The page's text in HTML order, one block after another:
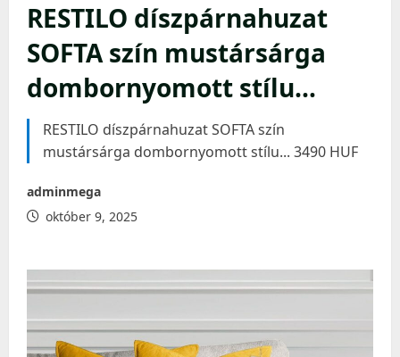
RESTILO díszpárnahuzat
SOFTA szín mustársárga
dombornyomott stílu…
RESTILO díszpárnahuzat SOFTA szín
mustársárga dombornyomott stílu... 3490 HUF
adminmega
október 9, 2025